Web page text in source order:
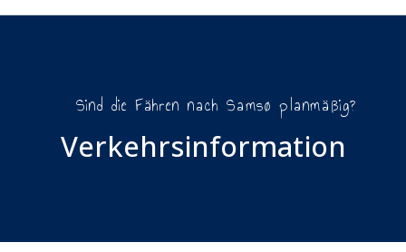
Sind die Fähren nach Samsø planmäßig?
Verkehrsinformation​